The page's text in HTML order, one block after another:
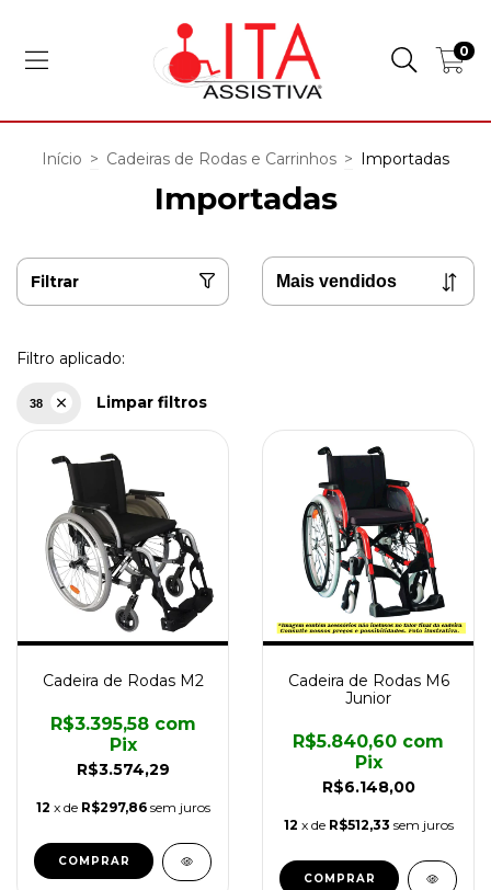
0
Início > Cadeiras de Rodas e Carrinhos > Importadas
Importadas
Filtrar
Filtro aplicado:
38 Limpar filtros
Cadeira de Rodas M2
R$3.574,29
R$3.395,58 com
Pix
12 x de R$297,86 sem juros
COMPRAR
Cadeira de Rodas M6
Junior
R$6.148,00
R$5.840,60 com
Pix
12 x de R$512,33 sem juros
COMPRAR